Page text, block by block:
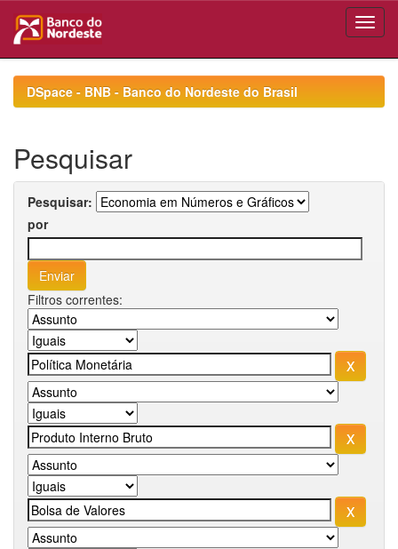
navigationDSpace - BNB - Banco do Nordeste do Brasil
Pesquisar
Pesquisar:
por
Filtros correntes: